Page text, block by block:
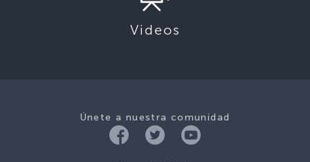
Videos
Únete a nuestra comunidad